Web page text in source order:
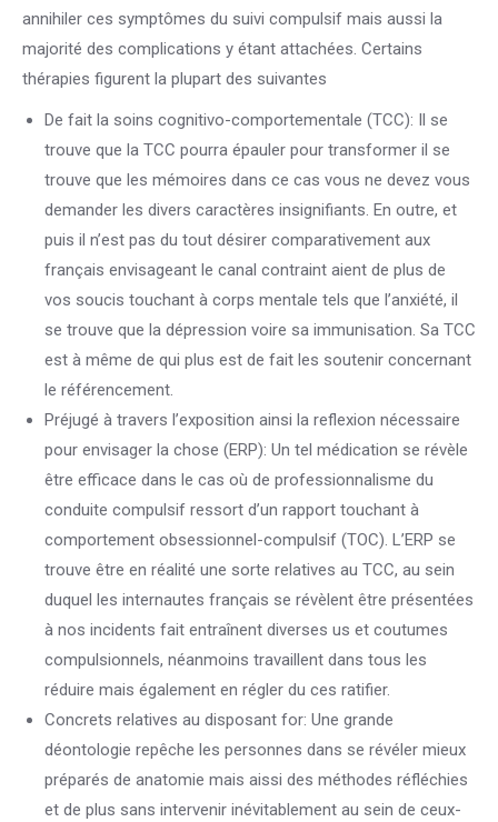
annihiler ces symptômes du suivi compulsif mais aussi la
majorité des complications y étant attachées. Certains
thérapies figurent la plupart des suivantes
De fait la soins cognitivo-comportementale (TCC): Il se
trouve que la TCC pourra épauler pour transformer il se
trouve que les mémoires dans ce cas vous ne devez vous
demander les divers caractères insignifiants. En outre, et
puis il n’est pas du tout désirer comparativement aux
français envisageant le canal contraint aient de plus de
vos soucis touchant à corps mentale tels que l’anxiété, il
se trouve que la dépression voire sa immunisation. Sa TCC
est à même de qui plus est de fait les soutenir concernant
le référencement.
Préjugé à travers l’exposition ainsi la reflexion nécessaire
pour envisager la chose (ERP): Un tel médication se révèle
être efficace dans le cas où de professionnalisme du
conduite compulsif ressort d’un rapport touchant à
comportement obsessionnel-compulsif (TOC). L’ERP se
trouve être en réalité une sorte relatives au TCC, au sein
duquel les internautes français se révèlent être présentées
à nos incidents fait entraînent diverses us et coutumes
compulsionnels, néanmoins travaillent dans tous les
réduire mais également en régler du ces ratifier.
Concrets relatives au disposant for: Une grande
déontologie repêche les personnes dans se révéler mieux
préparés de anatomie mais aissi des méthodes réfléchies
et de plus sans intervenir inévitablement au sein de ceux-